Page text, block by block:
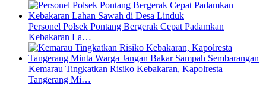
Personel Polsek Pontang Bergerak Cepat Padamkan
Kebakaran La…
Kemarau Tingkatkan Risiko Kebakaran, Kapolresta
Tangerang Mi…